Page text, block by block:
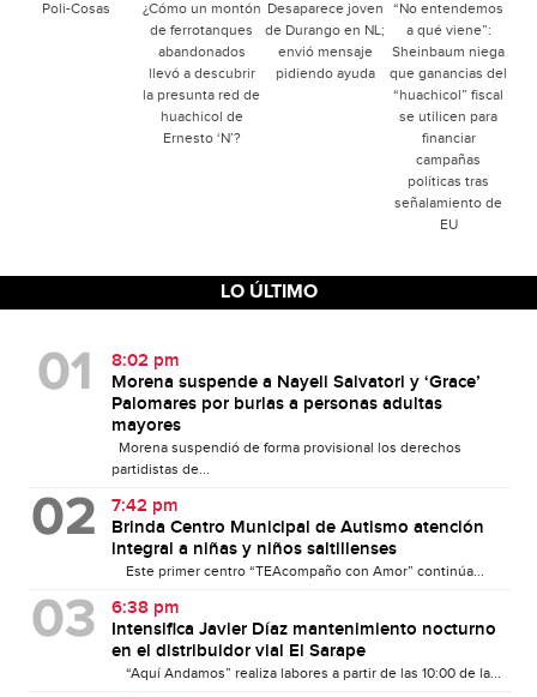
Poli-Cosas
¿Cómo un montón
de ferrotanques
abandonados
llevó a descubrir
la presunta red de
huachicol de
Ernesto ‘N’?
Desaparece joven
de Durango en NL;
envió mensaje
pidiendo ayuda
“No entendemos
a qué viene”:
Sheinbaum niega
que ganancias del
“huachicol” fiscal
se utilicen para
financiar
campañas
políticas tras
señalamiento de
EU
LO ÚLTIMO
8:02 pm
Morena suspende a Nayeli Salvatori y ‘Grace’
Palomares por burlas a personas adultas
mayores
Morena suspendió de forma provisional los derechos
partidistas de...
7:42 pm
Brinda Centro Municipal de Autismo atención
integral a niñas y niños saltillenses
Este primer centro “TEAcompaño con Amor” continúa...
6:38 pm
Intensifica Javier Díaz mantenimiento nocturno
en el distribuidor vial El Sarape
“Aquí Andamos” realiza labores a partir de las 10:00 de la...